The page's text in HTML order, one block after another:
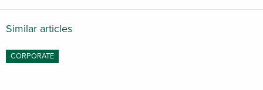
Similar articles
CORPORATE